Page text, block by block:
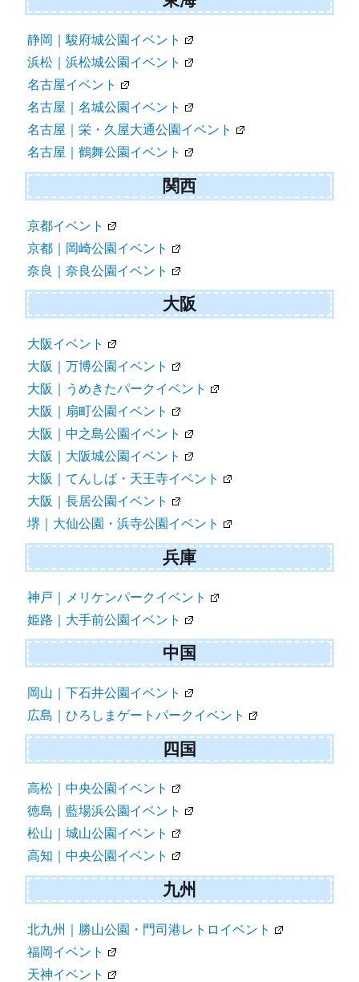
静岡｜駿府城公園イベント
浜松｜浜松城公園イベント
名古屋イベント
名古屋｜名城公園イベント
名古屋｜栄・久屋大通公園イベント
名古屋｜鶴舞公園イベント
関西
京都イベント
京都｜岡崎公園イベント
奈良｜奈良公園イベント
大阪
大阪イベント
大阪｜万博公園イベント
大阪｜うめきたパークイベント
大阪｜扇町公園イベント
大阪｜中之島公園イベント
大阪｜大阪城公園イベント
大阪｜てんしば・天王寺イベント
大阪｜長居公園イベント
堺｜大仙公園・浜寺公園イベント
兵庫
神戸｜メリケンパークイベント
姫路｜大手前公園イベント
中国
岡山｜下石井公園イベント
広島｜ひろしまゲートパークイベント
四国
高松｜中央公園イベント
徳島｜藍場浜公園イベント
松山｜城山公園イベント
高知｜中央公園イベント
九州
北九州｜勝山公園・門司港レトロイベント
福岡イベント
天神イベント